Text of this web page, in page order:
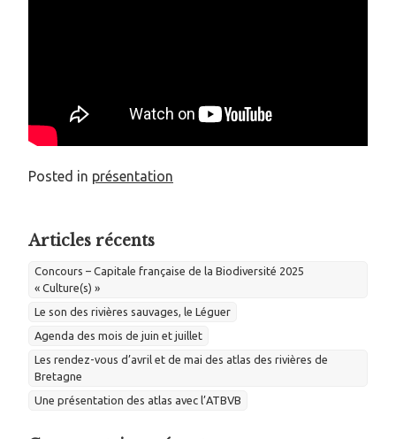
Posted in présentation
Articles récents
Concours – Capitale française de la Biodiversité 2025
« Culture(s) »
Le son des rivières sauvages, le Léguer
Agenda des mois de juin et juillet
Les rendez-vous d’avril et de mai des atlas des rivières de
Bretagne
Une présentation des atlas avec l’ATBVB